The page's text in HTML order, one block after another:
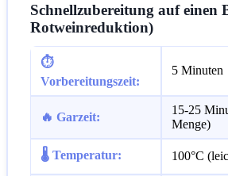
Schnellzubereitung auf einen
Rotweinreduktion)
⏱️
Vorbereitungszeit:
5 Minuten
🔥 Garzeit:
15-25
Menge)
🌡️ Temperatur: 100°C